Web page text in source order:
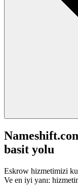
basit yolu
Eskrow hizmetimizi
Ve en iyi yanı: